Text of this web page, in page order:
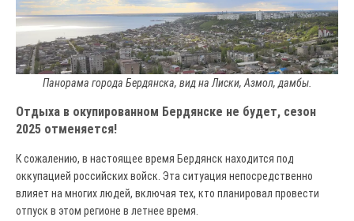
Панорама города Бердянска, вид на Лиски, Азмол, дамбы.
Отдыха в окупированном Бердянске не будет, сезон
2025 отменяется!
К сожалению, в настоящее время Бердянск находится под
оккупацией российских войск. Эта ситуация непосредственно
влияет на многих людей, включая тех, кто планировал провести
отпуск в этом регионе в летнее время.